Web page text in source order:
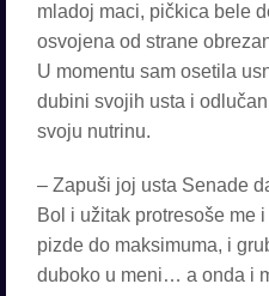
mladoj maci, pičkica bele
osvojena od strane
U momentu sam osetila
dubini svojih usta i
svoju nutrinu.
– Zapuši joj usta Senade
Bol i užitak protresoše me
pizde do maksimuma, i
duboko u meni… a onda i